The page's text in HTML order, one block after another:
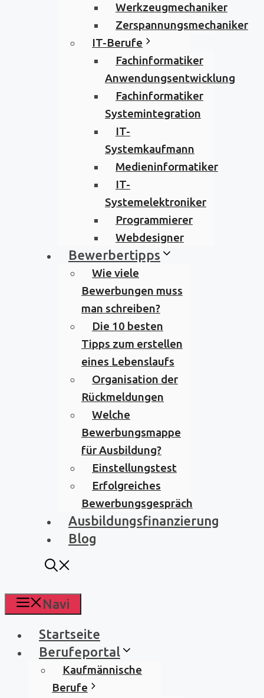
Werkzeugmechaniker
Zerspannungsmechaniker
IT-Berufe
Fachinformatiker
Anwendungsentwicklung
Fachinformatiker
Systemintegration
IT-
Systemkaufmann
Medieninformatiker
IT-
Systemelektroniker
Programmierer
Webdesigner
Bewerbertipps
Wie viele
Bewerbungen muss
man schreiben?
Die 10 besten
Tipps zum erstellen
eines Lebenslaufs
Organisation der
Rückmeldungen
Welche
Bewerbungsmappe
für Ausbildung?
Einstellungstest
Erfolgreiches
Bewerbungsgespräch
Ausbildungsfinanzierung
Blog
Navi
Startseite
Berufeportal
Kaufmännische
Berufe